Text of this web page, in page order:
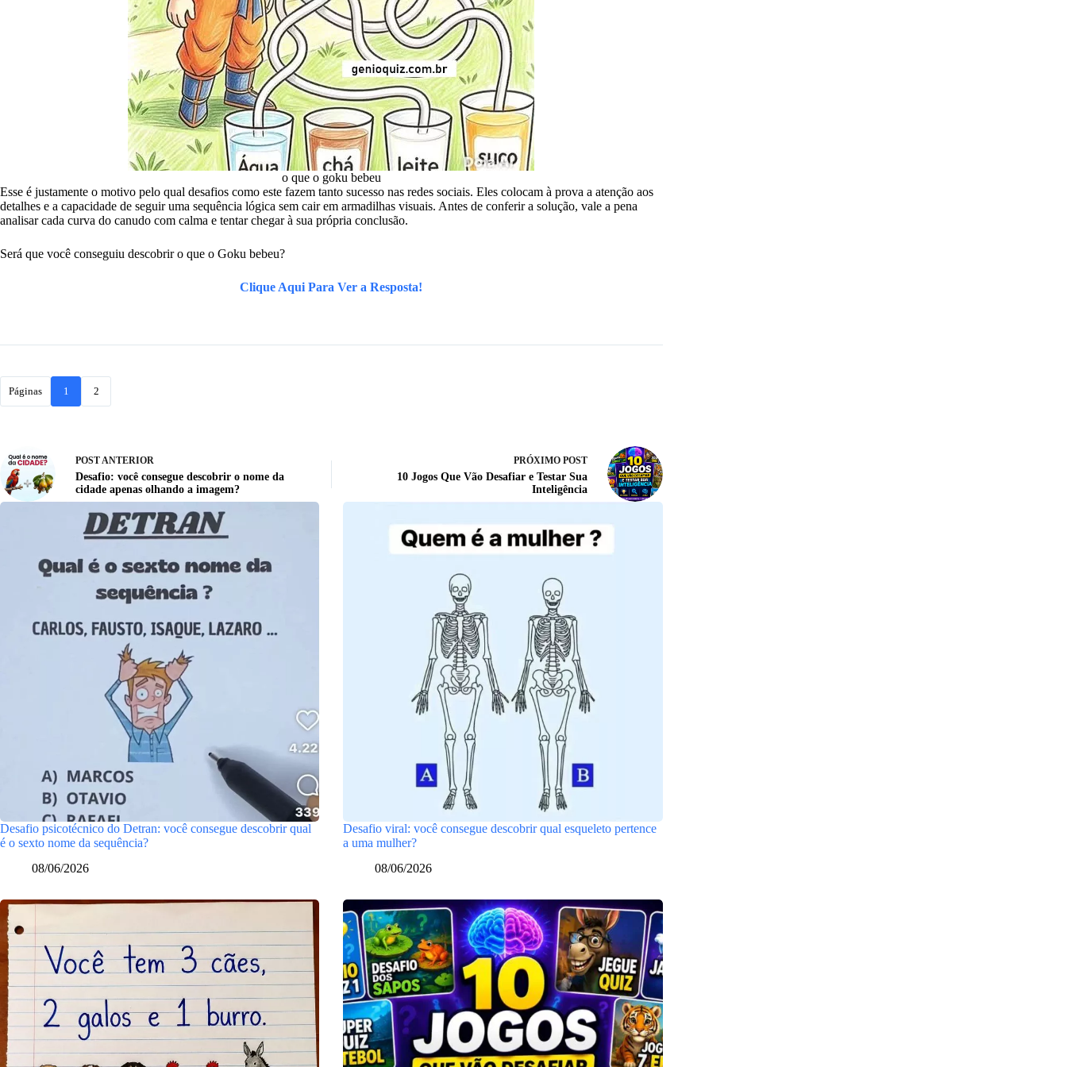
o que o goku bebeu
Esse é justamente o motivo pelo qual desafios como este fazem tanto sucesso nas redes sociais. Eles colocam à prova a atenção aos
detalhes e a capacidade de seguir uma sequência lógica sem cair em armadilhas visuais. Antes de conferir a solução, vale a pena
analisar cada curva do canudo com calma e tentar chegar à sua própria conclusão.
Será que você conseguiu descobrir o que o Goku bebeu?
Clique Aqui Para Ver a Resposta!
Páginas 1 2
POSTANTERIOR
Desafio: você consegue descobrir o nome da
cidade apenas olhando a imagem?
PRÓXIMO POST
10 Jogos Que Vão Desafiar e Testar Sua
Inteligência
Desafio psicotécnico do Detran: você consegue descobrir qual
é o sexto nome da sequência?
08/06/2026
Desafio viral: você consegue descobrir qual esqueleto pertence
a uma mulher?
08/06/2026